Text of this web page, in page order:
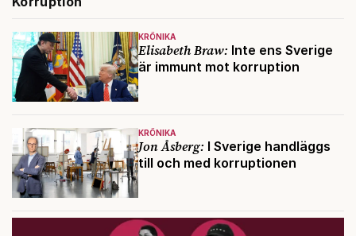
KRÖNIKA
Elisabeth Braw: Inte ens Sverige
är immunt mot korruption
KRÖNIKA
Jon Åsberg: I Sverige handläggs
till och med korruptionen